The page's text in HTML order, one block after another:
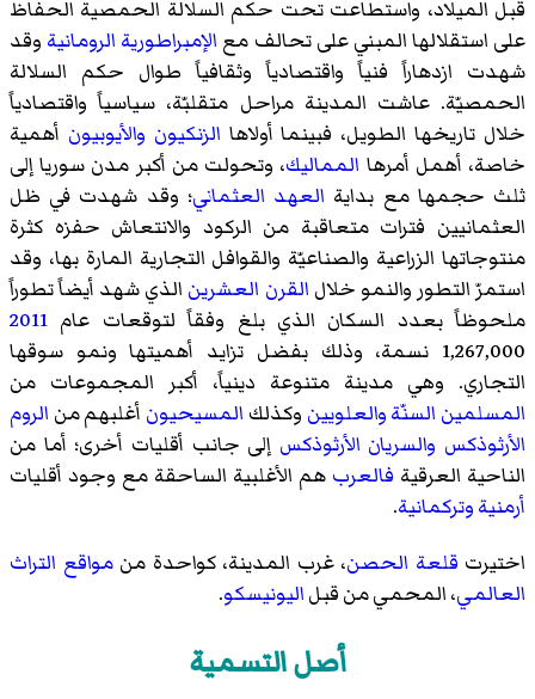
قبل الميلاد، واستطاعت تحت حكم السلالة الحمصية الحفاظ
على استقلالها المبني على تحالف مع الإمبراطورية الرومانية وقد
شهدت ازدهاراً فنياً واقتصادياً وثقافياً طوال حكم السلالة
الحمصيّة. عاشت المدينة مراحل متقلبّة، سياسياً واقتصادياً
خلال تاريخها الطويل، فبينما أولاها الزنكيون والأيوبيون أهمية
خاصة، أهمل أمرها المماليك، وتحولت من أكبر مدن سوريا إلى
ثلث حجمها مع بداية العهد العثماني؛ وقد شهدت في ظل
العثمانيين فترات متعاقبة من الركود والانتعاش حفزه كثرة
منتوجاتها الزراعية والصناعيّة والقوافل التجارية المارة بها، وقد
استمرّ التطور والنمو خلال القرن العشرين الذي شهد أيضاً تطوراً
ملحوظاً بعدد السكان الذي بلغ وفقاً لتوقعات عام 2011
1,267,000 نسمة، وذلك بفضل تزايد أهميتها ونمو سوقها
التجاري. وهي مدينة متنوعة دينياً، أكبر المجموعات من
المسلمين السنّةوالعلويين وكذلك المسيحيون أغلبهم من الروم
الأرثوذكس والسريان الأرثوذكس إلى جانب أقليات أخرى؛ أما من
الناحية العرقية فالعرب هم الأغلبية الساحقة مع وجود أقليات
أرمنيةوتركمانية.
اختيرت قلعة الحصن، غرب المدينة، كواحدة منمواقع التراث
العالمي، المحمي من قبلاليونيسكو.
أصل التسمية